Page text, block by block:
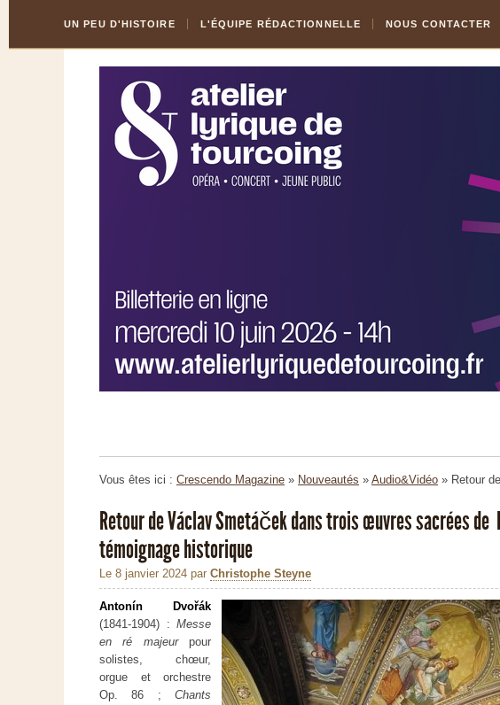
Content
la
UN PEU D'HISTOIRE L'ÉQUIPE RÉDACTIONNELLE NOUS CONTACTER
Vous êtes ici : Crescendo Magazine » Nouveautés » Audio&Vidéo » Retour
Retour de Václav Smetáček dans trois œuvres sacrées de
témoignage historique
Le 8 janvier 2024 par Christophe Steyne
Antonín Dvořák
(1841-1904) : Messe
en ré majeurpour
solistes, chœur,
orgue et orchestre
Op. 86 ; Chants